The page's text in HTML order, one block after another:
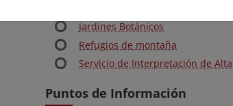
Jardines Botánicos
Refugios de montaña
Servicio de Interpretación de
Puntos de Información